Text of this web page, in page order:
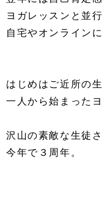
ヨガレッスンと並
自宅やオンライン
はじめはご近所の
一人から始まった
沢山の素敵な生徒
今年で３周年。